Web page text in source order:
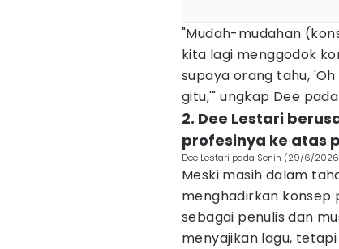
"Mudah-mudahan
kita lagi menggodok
supaya orang tahu,
gitu,'" ungkap Dee
2. Dee Lestari
profesinya ke atas
Dee Lestari pada Senin (29/6/
Meski masih dalam
menghadirkan konsep
sebagai penulis dan
menyajikan lagu,